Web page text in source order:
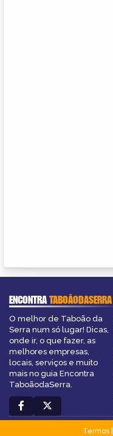
ENCONTRATABOÃODASERRA
O melhor de Taboão da
Serra num só lugar! Dicas,
onde ir, o que fazer, as
melhores empresas,
locais, serviços e muito
mais no guia Encontra
TaboãodaSerra.
Termos|